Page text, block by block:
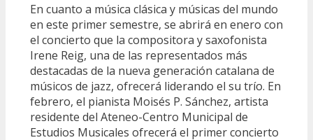
En cuanto a música clásica y músicas del mundo
en este primer semestre, se abrirá en enero con
el concierto que la compositora y saxofonista
Irene Reig, una de las representados más
destacadas de la nueva generación catalana de
músicos de jazz, ofrecerá liderando el su trío. En
febrero, el pianista Moisés P. Sánchez, artista
residente del Ateneo-Centro Municipal de
Estudios Musicales ofrecerá el primer concierto